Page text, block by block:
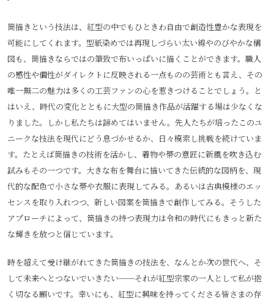
筒描きという技法は、紅型の中でもひときわ自由で創造性豊かな表現を
可能にしてくれます。型紙染めでは再現しづらい太い線やのびやかな構
図も、筒描きならではの筆致で布いっぱいに描くことができます。職人
の感性や個性がダイレクトに反映される一点ものの芸術とも言え、その
唯一無二の魅力は多くの工芸ファンの心を惹きつけることでしょう。と
はいえ、時代の変化とともに大型の筒描き作品が活躍する場は少なくな
りました。しかし私たちは諦めてはいません。先人たちが培ったこのユ
ニークな技法を現代にどう息づかせるか、日々模索し挑戦を続けていま
す。たとえば筒描きの技術を活かし、着物や帯の意匠に新風を吹き込む
試みもその一つです。大きな布を舞台に描いてきた伝統的な図柄を、現
代的な配色で小さな帯や衣服に表現してみる。あるいは古典模様のエッ
センスを取り入れつつ、新しい図案を筒描きで創作してみる。そうした
アプローチによって、筒描きの持つ表現力は令和の時代にもきっと新た
な輝きを放つと信じています。
時を超えて受け継がれてきた筒描きの技法を、なんとか次の世代へ、そ
して未来へとつないでいきたい──それが紅型宗家の一人として私が抱
く切なる願いです。幸いにも、紅型に興味を持ってくださる皆さまの存